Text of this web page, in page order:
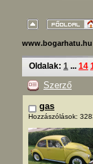
Oldalak: 1 ... 14
Szerző
gas
Hozzászólások: